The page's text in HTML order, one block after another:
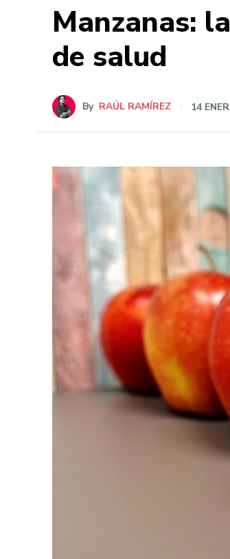
Manzanas:
de salud
By RAÚL RAMÍREZ 14